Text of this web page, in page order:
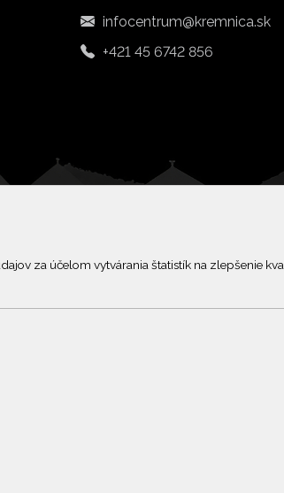
za účelom vytvárania štatistík na zlepšenie
infocentrum@kremnica.sk
+421 45 6742 856
mayabella s.r.o., Všetky práva vyhradené.